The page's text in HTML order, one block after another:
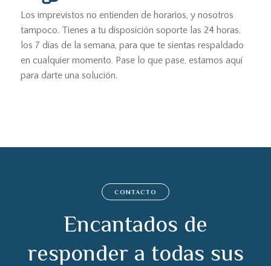
Los imprevistos no entienden de horarios, y nosotros
tampoco. Tienes a tu disposición soporte las 24 horas,
los 7 días de la semana, para que te sientas respaldado
en cualquier momento. Pase lo que pase, estamos aquí
para darte una solución.
CONTACTO
Encantados de
responder a todas sus